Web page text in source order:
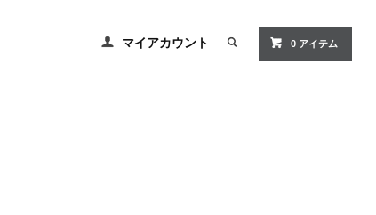
マイアカウント 0 アイテム